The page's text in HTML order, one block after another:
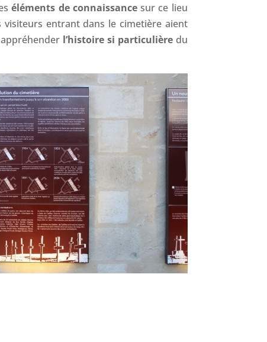
éléments de connaissancesur ce lieu
visiteurs entrant dans le cimetière aient
l’histoire si particulière du